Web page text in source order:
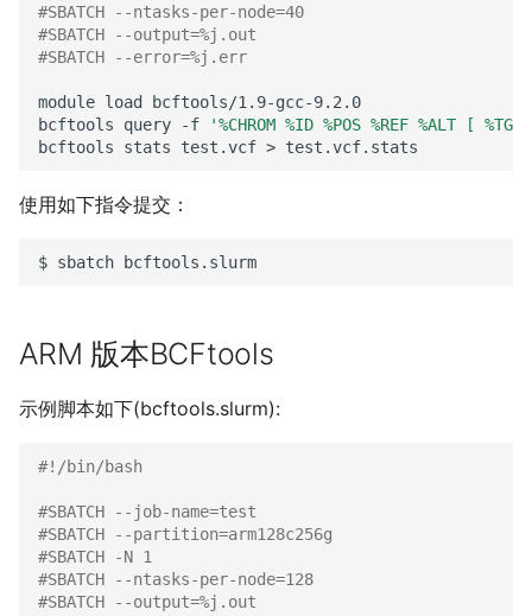
#SBATCH --ntasks-per-node=40
#SBATCH --output=%j.out
#SBATCH --error=%j.err
module load bcftools/1.9-gcc-9.2.0
bcftools
query -f
'%CHROM %ID %POS %REF %ALT [
bcftools
stats test.vcf >
使用如下指令提交：
$ sbatch
ARM 版本BCFtools
示例脚本如下(bcftools.slurm):
#!/bin/bash
#SBATCH --job-name=test
#SBATCH --partition=arm128c256g
#SBATCH -N 1
#SBATCH --ntasks-per-node=128
#SBATCH --output=%j.out